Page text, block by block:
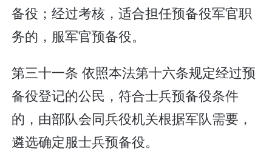
备役；经过考核，适合担任预备役军官职
务的，服军官预备役。
第三十一条 依照本法第十六条规定经过预
备役登记的公民，符合士兵预备役条件
的，由部队会同兵役机关根据军队需要，
遴选确定服士兵预备役。